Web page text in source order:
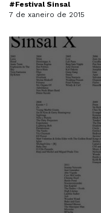
#Festival Sinsal
7 de xaneiro de 2015